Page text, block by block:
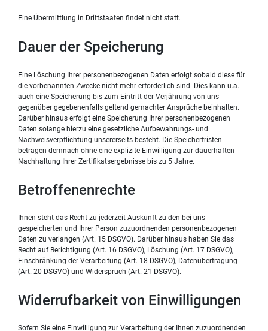
Eine Übermittlung in Drittstaaten findet nicht statt.
Dauer der Speicherung
Eine Löschung Ihrer personenbezogenen Daten erfolgt sobald diese für
die vorbenannten Zwecke nicht mehr erforderlich sind. Dies kann u.a.
auch eine Speicherung bis zum Eintritt der Verjährung von uns
gegenüber gegebenenfalls geltend gemachter Ansprüche beinhalten.
Darüber hinaus erfolgt eine Speicherung Ihrer personenbezogenen
Daten solange hierzu eine gesetzliche Aufbewahrungs- und
Nachweisverpflichtung unsererseits besteht. Die Speicherfristen
betragen demnach ohne eine explizite Einwilligung zur dauerhaften
Nachhaltung Ihrer Zertifikatsergebnisse bis zu 5 Jahre.
Betroffenenrechte
Ihnen steht das Recht zu jederzeit Auskunft zu den bei uns
gespeicherten und Ihrer Person zuzuordnenden personenbezogenen
Daten zu verlangen (Art. 15 DSGVO). Darüber hinaus haben Sie das
Recht auf Berichtigung (Art. 16 DSGVO), Löschung (Art. 17 DSGVO),
Einschränkung der Verarbeitung (Art. 18 DSGVO), Datenübertragung
(Art. 20 DSGVO) und Widerspruch (Art. 21 DSGVO).
Widerrufbarkeit von Einwilligungen
Sofern Sie eine Einwilligung zur Verarbeitung der Ihnen zuzuordnenden